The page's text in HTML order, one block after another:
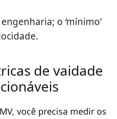
o ‘mínimo’
de vaidade
você precisa medir os